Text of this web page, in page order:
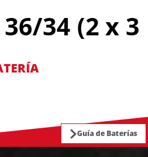
36/34 (2 x 3
Guía de Baterías